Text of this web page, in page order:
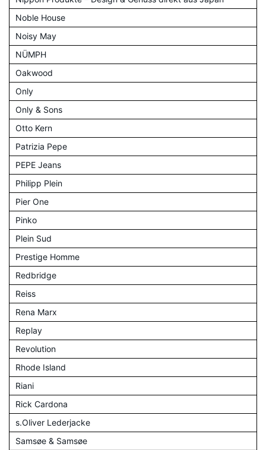
Noble House
Noisy May
NÜMPH
Oakwood
Only
Only & Sons
Otto Kern
Patrizia Pepe
PEPE Jeans
Philipp Plein
Pier One
Pinko
Plein Sud
Prestige Homme
Redbridge
Reiss
Rena Marx
Replay
Revolution
Rhode Island
Riani
Rick Cardona
s.Oliver Lederjacke
Samsøe & Samsøe